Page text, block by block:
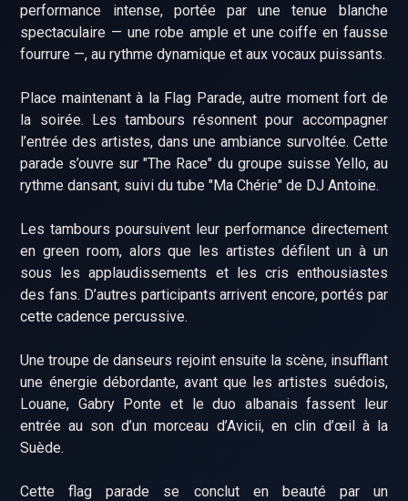
performance intense, portée par une tenue blanche
spectaculaire — une robe ample et une coiffe en fausse
fourrure —, au rythme dynamique et aux vocaux puissants.
Place maintenant à la Flag Parade, autre moment fort de
la soirée. Les tambours résonnent pour accompagner
l’entrée des artistes, dans une ambiance survoltée. Cette
parade s’ouvre sur "The Race" du groupe suisse Yello, au
rythme dansant, suivi du tube "Ma Chérie" de DJ Antoine.
Les tambours poursuivent leur performance directement
en green room, alors que les artistes défilent un à un
sous les applaudissements et les cris enthousiastes
des fans. D’autres participants arrivent encore, portés par
cette cadence percussive.
Une troupe de danseurs rejoint ensuite la scène, insufflant
une énergie débordante, avant que les artistes suédois,
Louane, Gabry Ponte et le duo albanais fassent leur
entrée au son d’un morceau d’Avicii, en clin d’œil à la
Suède.
Cette flag parade se conclut en beauté par un